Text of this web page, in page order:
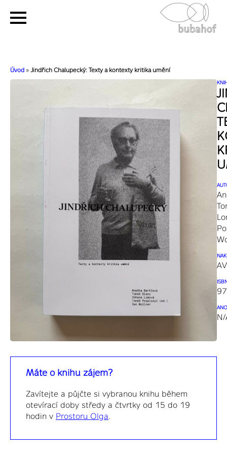
Úvod » Jindřich Chalupecký: Texty a kontexty kritika umění
N/
Máte o knihu zájem?
Zavítejte a půjčte si vybranou knihu během
otevírací doby středy a čtvrtky od 15 do 19
hodin v Prostoru Olga